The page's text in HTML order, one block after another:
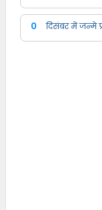
0 दिसंबर में जन्मे